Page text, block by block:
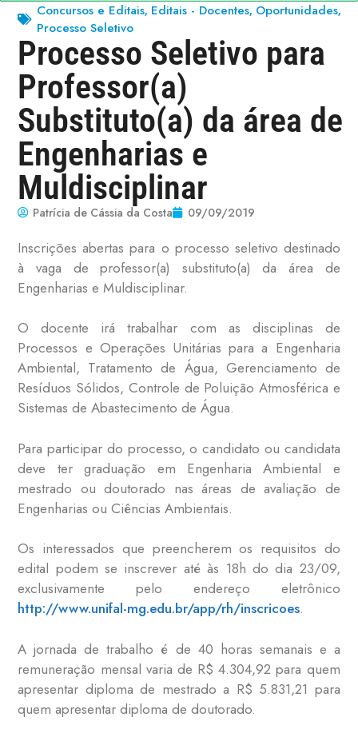
Concursos e Editais, Editais - Docentes, Oportunidades,
Processo Seletivo
Processo Seletivo para
Professor(a)
Substituto(a) da área de
Engenharias e
Muldisciplinar
Patrícia de Cássia da Costa 09/09/2019
Inscrições abertas para o processo seletivo destinado
à vaga de professor(a) substituto(a) da área de
Engenharias e Muldisciplinar.
O docente irá trabalhar com as disciplinas de
Processos e Operações Unitárias para a Engenharia
Ambiental, Tratamento de Água, Gerenciamento de
Resíduos Sólidos, Controle de Poluição Atmosférica e
Sistemas de Abastecimento de Água.
Para participar do processo, o candidato ou candidata
deve ter graduação em Engenharia Ambiental e
mestrado ou doutorado nas áreas de avaliação de
Engenharias ou Ciências Ambientais.
Os interessados que preencherem os requisitos do
edital podem se inscrever até às 18h do dia 23/09,
exclusivamente pelo endereço eletrônico
http://www.unifal-mg.edu.br/app/rh/inscricoes.
A jornada de trabalho é de 40 horas semanais e a
remuneração mensal varia de R$ 4.304,92 para quem
apresentar diploma de mestrado a R$ 5.831,21 para
quem apresentar diploma de doutorado.